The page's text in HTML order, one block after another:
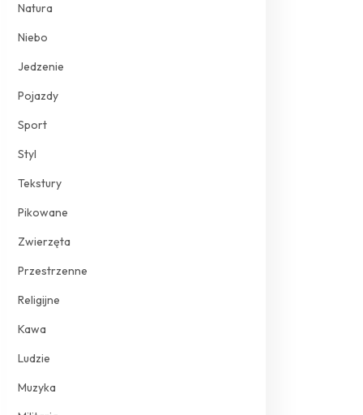
Natura
Niebo
Jedzenie
Pojazdy
Sport
Styl
Tekstury
Pikowane
Zwierzęta
Przestrzenne
Religijne
Kawa
Ludzie
Muzyka